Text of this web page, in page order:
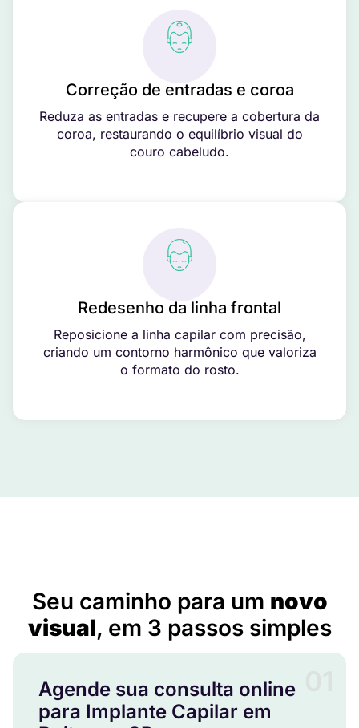
Correção de entradas e coroa
Reduza as entradas e recupere a cobertura da
coroa, restaurando o equilíbrio visual do
couro cabeludo.
Redesenho da linha frontal
Reposicione a linha capilar com precisão,
criando um contorno harmônico que valoriza
o formato do rosto.
Seu caminho para um novo
visual, em 3 passos simples
Agende sua consulta online
para Implante Capilar em